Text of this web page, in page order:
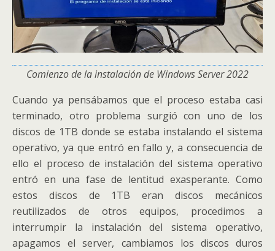
Comienzo de la instalación de Windows Server 2022
Cuando ya pensábamos que el proceso estaba casi
terminado, otro problema surgió con uno de los
discos de 1TB donde se estaba instalando el sistema
operativo, ya que entró en fallo y, a consecuencia de
ello el proceso de instalación del sistema operativo
entró en una fase de lentitud exasperante. Como
estos discos de 1TB eran discos mecánicos
reutilizados de otros equipos, procedimos a
interrumpir la instalación del sistema operativo,
apagamos el server, cambiamos los discos duros